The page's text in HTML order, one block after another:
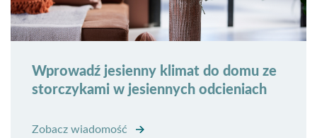
Wprowadź jesienny klimat do domu ze
storczykami w jesiennych odcieniach
Zobacz wiadomość